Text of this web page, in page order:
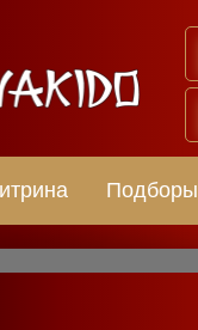
Подборы